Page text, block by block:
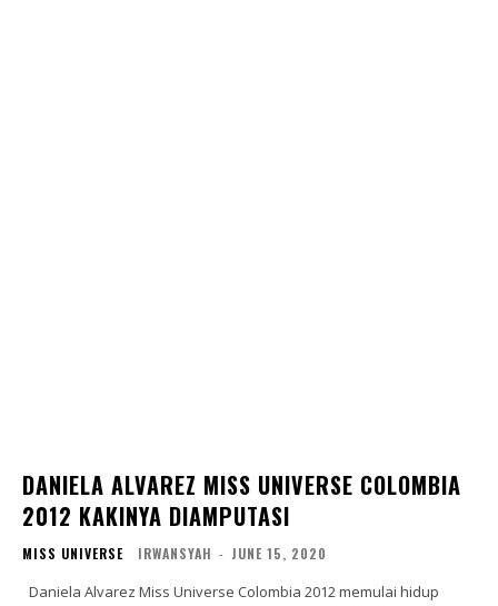
DANIELA ALVAREZ MISS UNIVERSE COLOMBIA
2012 KAKINYA DIAMPUTASI
MISS UNIVERSE IRWANSYAH - JUNE 15, 2020